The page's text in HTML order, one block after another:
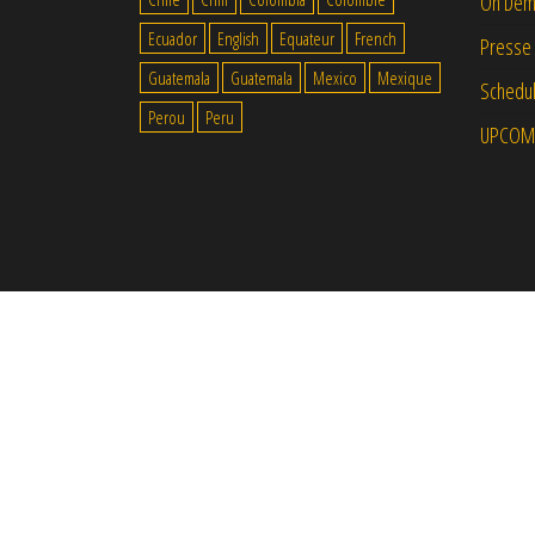
Ecuador
English Equateur
French
Guatemala
Guatemala Mexico
Mexique
Perou
Peru
Presse